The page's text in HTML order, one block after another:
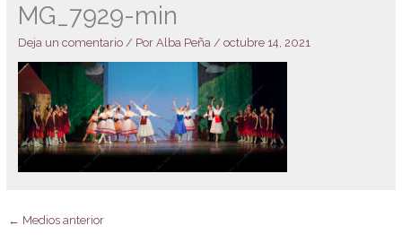
MG_7929-min
Deja un comentario / Por Alba Peña / octubre 14, 2021
← Medios anterior